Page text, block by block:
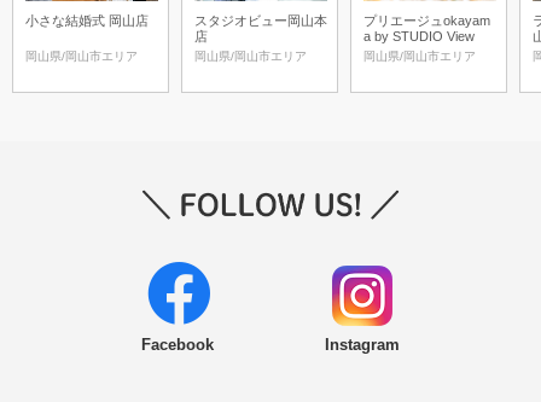
小さな結婚式 岡山店
岡山県/岡山市エリア
スタジオビュー岡山本
店
岡山県/岡山市エリア
プリエージュokayam
a by STUDIO View
岡山県/岡山市エリア
Facebook Instagram